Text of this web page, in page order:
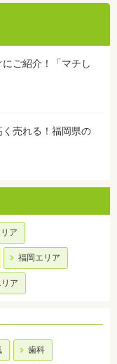
ご紹介！「マチし
売れる！福岡県の
ア
福岡エリア
ア
歯科